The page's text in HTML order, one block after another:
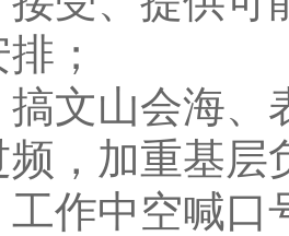
；
山会海、
，加重基层
中空喊口